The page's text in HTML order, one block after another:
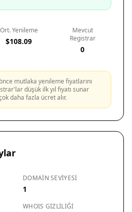
Ort. Yenileme
$108.09
Mevcut
Registrar
0
mutlaka yenileme fiyatlarını
düşük ilk yıl fiyatı sunar
daha fazla ücret alır.
DOMAIN SEVIYESI
1
WHOIS GIZLILIĞI